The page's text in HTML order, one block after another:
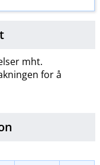
mht.
for å